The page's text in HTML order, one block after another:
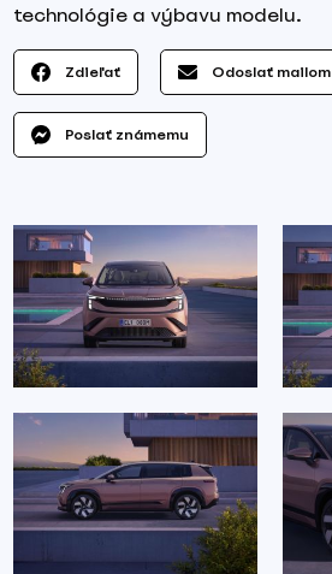
technológie a výbavu modelu.
Zdieľať Odoslať mailom
Poslať známemu